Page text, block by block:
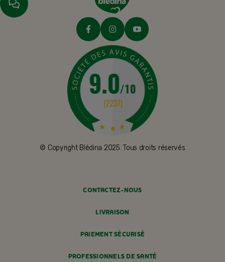
© Copyright Blédina 2025. Tous droits réservés
CONTACTEZ-NOUS
LIVRAISON
PAIEMENT SÉCURISÉ
PROFESSIONNELS DE SANTÉ